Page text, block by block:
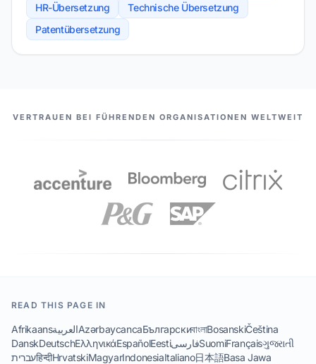
HR-Übersetzung
Technische Übersetzung
Patentübersetzung
UNSERE PARTNER
VERTRAUEN BEI FÜHRENDEN ORGANISATIONEN WELTWEIT
READ THIS PAGE IN
AfrikaansالعربيةAzərbaycancaБългарскиবাংলাBosanskiČeština
DanskDeutschΕλληνικάEspañolEestiفارسیSuomiFrançaisગુજરાતી
עבריתहिन्दीHrvatskiMagyarIndonesiaItaliano日本語Basa Jawa